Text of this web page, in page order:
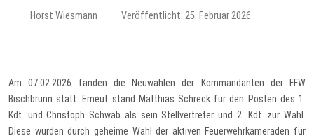
Horst Wiesmann Veröffentlicht: 25. Februar 2026
Am 07.02.2026 fanden die Neuwahlen der Kommandanten der FFW
Bischbrunn statt. Erneut stand Matthias Schreck für den Posten des 1.
Kdt. und Christoph Schwab als sein Stellvertreter und 2. Kdt. zur Wahl.
Diese wurden durch geheime Wahl der aktiven Feuerwehrkameraden für